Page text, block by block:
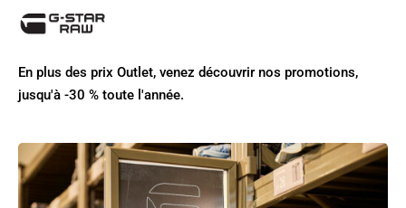
En plus des prix Outlet, venez découvrir nos promotions,
jusqu'à -30 % toute l'année.